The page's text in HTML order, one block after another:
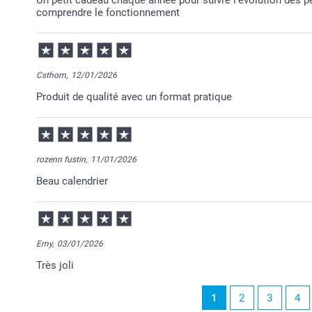
comprendre le fonctionnement
Csthom, 12/01/2026
Produit de qualité avec un format pratique
rozenn fustin, 11/01/2026
Beau calendrier
Emy, 03/01/2026
Très joli
1 2 3 4